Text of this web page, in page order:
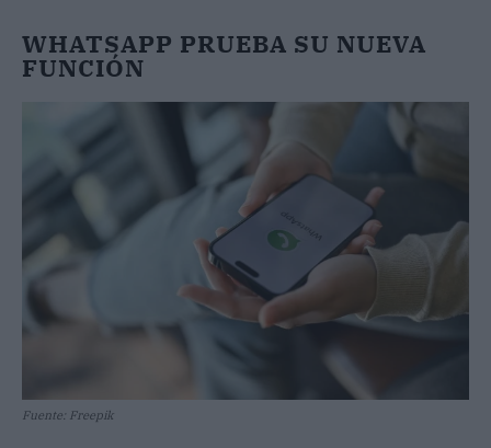
WHATSAPP PRUEBA SU NUEVA
FUNCIÓN
Fuente: Freepik